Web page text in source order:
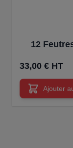
12
33,00 € HT
Ajouter